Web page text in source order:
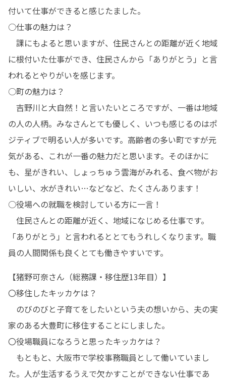
付いて仕事ができると感じたました。
○仕事の魅力は？
課にもよると思いますが、住民さんとの距離が近く地域
に根付いた仕事ができ、住民さんから「ありがとう」と言
われるとやりがいを感じます。
○町の魅力は？
吉野川と大自然！と言いたいところですが、一番は地域
の人の人柄。みなさんとても優しく、いつも感じるのはポ
ジティブで明るい人が多いです。高齢者の多い町ですが元
気がある、これが一番の魅力だと思います。そのほかに
も、星がきれい、しょっちゅう雲海がみれる、食べ物がお
いしい、水がきれい…などなど、たくさんあります！
○役場への就職を検討している方に一言！
住民さんとの距離が近く、地域になじめる仕事です。
「ありがとう」と言われるととてもうれしくなります。職
員の人間関係も良くとても働きやすいです。
【猪野可奈さん（総務課・移住歴13年目）】
〇移住したキッカケは？
のびのびと子育てをしたいという夫の想いから、夫の実
家のある大豊町に移住することにしました。
〇役場職員になろうと思ったキッカケは？
もともと、大阪市で学校事務職員として働いていまし
た。人が生活するうえで欠かすことができない仕事であ